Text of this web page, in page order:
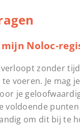
mijn Noloc-
zonder
voeren. Je mag
je
voldoende
om dit bij te